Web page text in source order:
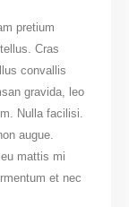
pretium
Cras
convallis
gravida, leo
Nulla facilisi.
augue.
mattis mi
et nec